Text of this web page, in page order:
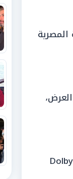
العرض،
قال الرشيدي بلهجة حزينة: «الغريب والمحزن إن الفيلم هو الوحيد بتقنية Dolby